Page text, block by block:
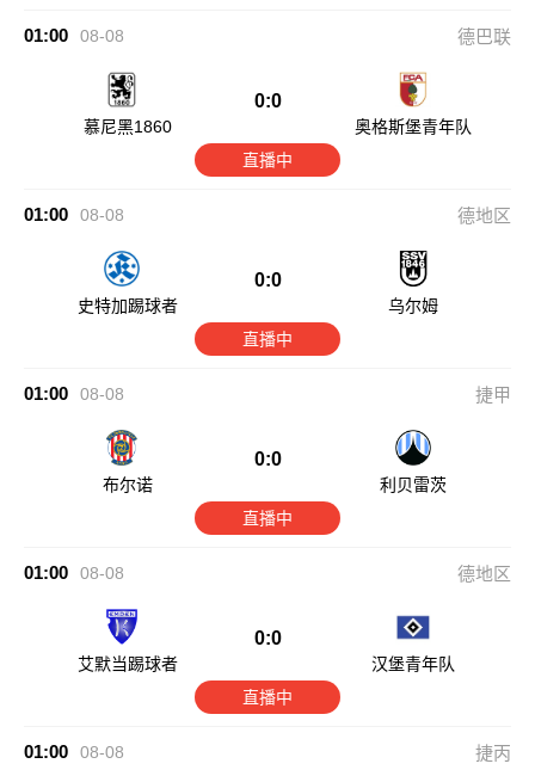
01:00 08-08 德巴联
慕尼黑1860
0:0
奥格斯堡青年队
直播中
01:00 08-08 德地区
史特加踢球者
0:0
乌尔姆
直播中
01:00 08-08 捷甲
布尔诺
0:0
利贝雷茨
直播中
01:00 08-08 德地区
艾默当踢球者
0:0
汉堡青年队
直播中
01:00 08-08 捷丙